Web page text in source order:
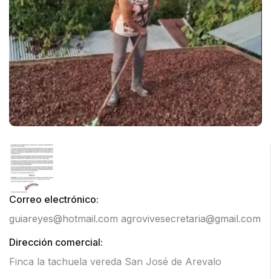
Correo electrónico:
guiareyes@hotmail.com agrovivesecretaria@gmail.com
Dirección comercial:
Finca la tachuela vereda San José de Arevalo